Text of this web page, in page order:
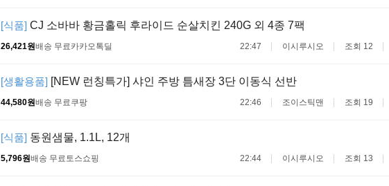
[식품] CJ 소바바 황금홀릭 후라이드 순살치킨 240G 외 4종 7팩
26,421원배송 무료 카카오톡딜 22:47 이시루시오 조회 12
[생활용품] [NEW 런칭특가] 샤인 주방 틈새장 3단 이동식 선반
44,580원배송 무료 쿠팡 22:46 조이스틱맨 조회 19
[식품] 동원샘물, 1.1L, 12개
5,796원배송 무료 토스쇼핑 22:44 이시루시오 조회 13